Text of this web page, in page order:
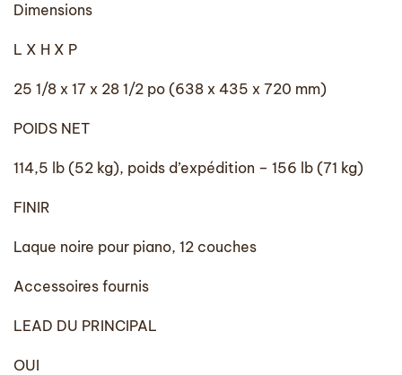
Dimensions
L X H X P
25 1/8 x 17 x 28 1/2 po (638 x 435 x 720 mm)
POIDS NET
114,5 lb (52 kg), poids d’expédition – 156 lb (71 kg)
FINIR
Laque noire pour piano, 12 couches
Accessoires fournis
LEAD DU PRINCIPAL
OUI